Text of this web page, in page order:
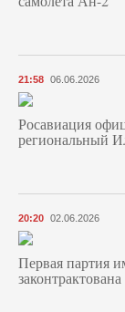
21:58 06.06.2026
Росавиация
региональный
20:20 02.06.2026
Первая партия